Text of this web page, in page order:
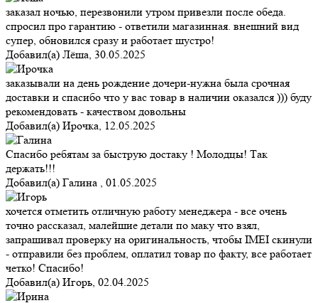
заказал ночью, перезвонили утром привезли после обеда.
спросил про гарантию - ответили магазинная. внешний вид
супер, обновился сразу и работает шустро!
Добавил(а) Лёша, 30.05.2025
заказывали на день рождение дочери-нужна была срочная
доставки и спасибо что у вас товар в наличии оказался ))) буду
рекомендовать - качеством довольны
Добавил(а) Ирочка, 12.05.2025
Спасибо ребятам за быструю достаку ! Молодцы! Так
держать!!!
Добавил(а) Галина , 01.05.2025
хочется отметить отличную работу менеджера - все очень
точно рассказал, малейшие детали по маку что взял,
запрашивал проверку на оригинальность, чтобы IMEI скинули
- отправили без проблем, оплатил товар по факту, все работает
четко! Спасибо!
Добавил(а) Игорь, 02.04.2025